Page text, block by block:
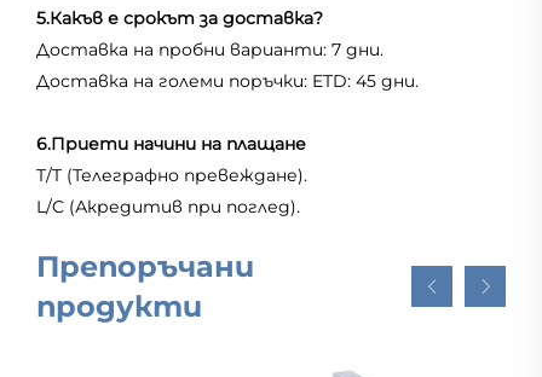
5.Какъв е срокът за доставка?
Доставка на пробни варианти: 7 дни.
Доставка на големи поръчки: ETD: 45 дни.
6.Приети начини на плащане
T/T (Телеграфно превеждане).
L/C (Акредитив при поглед).
Препоръчани
продукти